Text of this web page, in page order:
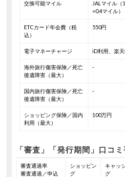
交換可能マイル
JALマイル（
=0.4マイル）
ETCカード年会費（税
込）
550円
電子マネーチャージ iD利用、楽
海外旅行傷害保険／死亡
後遺障害（最大）
-
国内旅行傷害保険／死亡
後遺障害（最大）
-
ショッピング保険／国内
利用（最大）
100万円
「審査」「発行期間」口コ
審査通過率
審査通過／申込
ショッピン
グ
キャッ
グ